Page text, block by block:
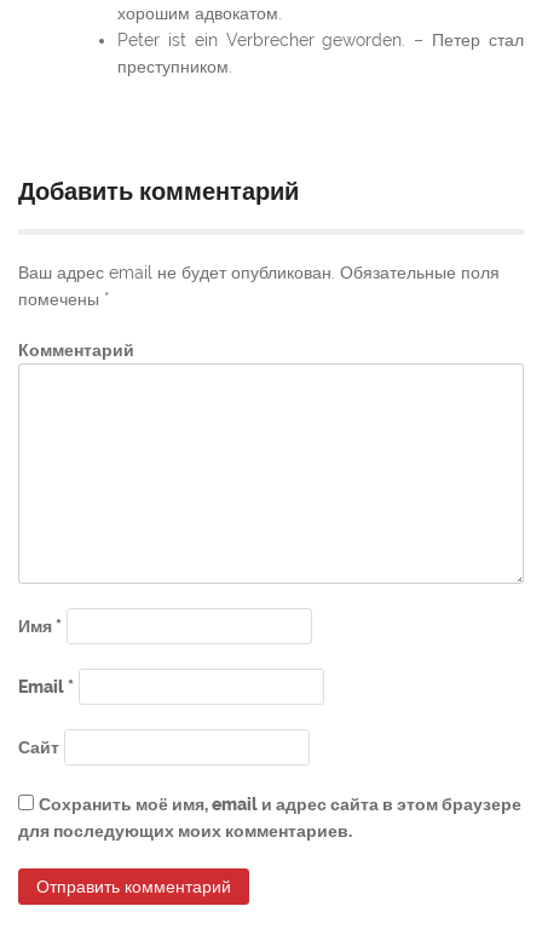
хорошим адвокатом.
Peter ist ein Verbrecher geworden. – Петер стал
преступником.
Добавить комментарий
Ваш адрес email не будет опубликован. Обязательные поля
помечены *
Комментарий
Имя*
Email*
Сайт
Сохранить моё имя, email и адрес сайта в этом браузере
для последующих моих комментариев.